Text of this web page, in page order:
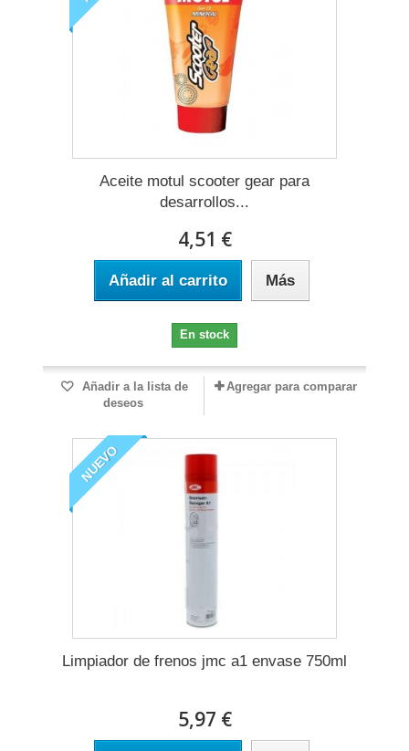
Aceite motul scooter gear para
desarrollos...
4,51 €
Añadir al carrito Más
En stock
Añadir a la lista de
deseos
Agregar para comparar
NUEVO
Limpiador de frenos jmc a1 envase 750ml
5,97 €